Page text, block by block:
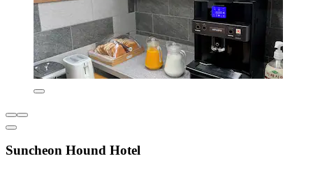
Suncheon Hound Hotel